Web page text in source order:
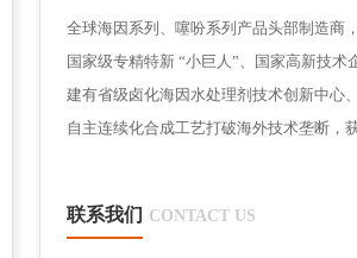
全球海因系列、噻吩系列产品头部制造商
国家级专精特新 “小巨人”、国家高新技
建有省级卤化海因水处理剂技术创新中心
自主连续化合成工艺打破海外技术垄断，
联系我们 CONTACT US